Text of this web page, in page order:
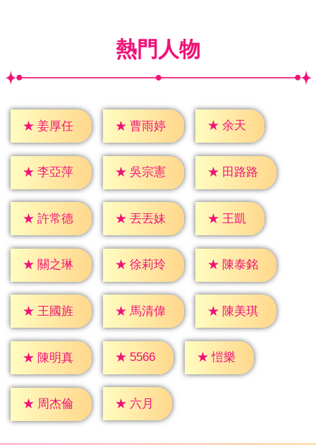
熱門人物
★ 姜厚任 ★ 曹雨婷 ★ 余天
★ 李亞萍 ★ 吳宗憲 ★ 田路路
★ 許常德 ★ 丟丟妹 ★ 王凱
★ 關之琳 ★ 徐莉玲 ★ 陳泰銘
★ 王國旌 ★ 馬清偉 ★ 陳美琪
★ 陳明真 ★ 5566 ★ 愷樂
★ 周杰倫 ★ 六月